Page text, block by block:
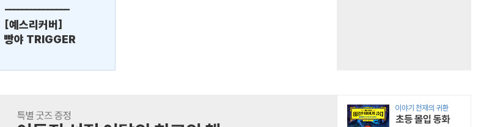
---------------
[예스리커버]
빵야 TRIGGER